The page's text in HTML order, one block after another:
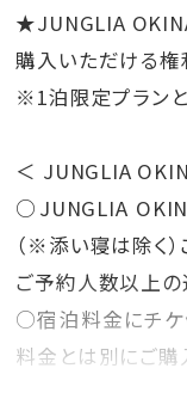
ご予約人数以
○宿泊料金に
せん。宿泊料
さい。
・大人（12歳
歳）：4，950円
※「沖縄県民
いません。
○チェックイ
ケットです。
○添い寝（無
利は含まれま
添い寝でご
★JUNGLIA
購入いただける権
※1泊限定プランと
＜ JUNGLIA
○JUNGLIA
（※添い寝は除く
ご予約人数以上の
○宿泊料金にチケ
料金とは別にご購